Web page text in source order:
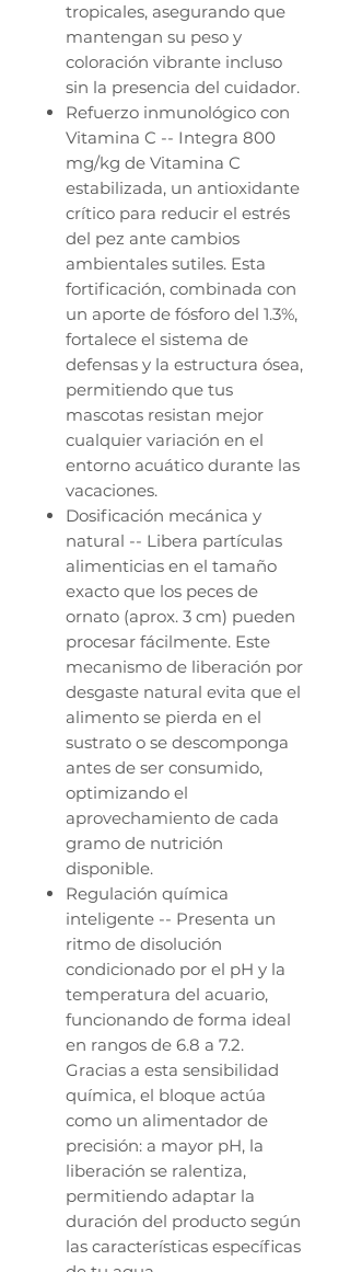
tropicales, asegurando que
mantengan su peso y
coloración vibrante incluso
sin la presencia del cuidador.
Refuerzo inmunológico con
Vitamina C -- Integra 800
mg/kg de Vitamina C
estabilizada, un antioxidante
crítico para reducir el estrés
del pez ante cambios
ambientales sutiles. Esta
fortificación, combinada con
un aporte de fósforo del 1.3%,
fortalece el sistema de
defensas y la estructura ósea,
permitiendo que tus
mascotas resistan mejor
cualquier variación en el
entorno acuático durante las
vacaciones.
Dosificación mecánica y
natural -- Libera partículas
alimenticias en el tamaño
exacto que los peces de
ornato (aprox. 3 cm) pueden
procesar fácilmente. Este
mecanismo de liberación por
desgaste natural evita que el
alimento se pierda en el
sustrato o se descomponga
antes de ser consumido,
optimizando el
aprovechamiento de cada
gramo de nutrición
disponible.
Regulación química
inteligente -- Presenta un
ritmo de disolución
condicionado por el pH y la
temperatura del acuario,
funcionando de forma ideal
en rangos de 6.8 a 7.2.
Gracias a esta sensibilidad
química, el bloque actúa
como un alimentador de
precisión: a mayor pH, la
liberación se ralentiza,
permitiendo adaptar la
duración del producto según
las características específicas